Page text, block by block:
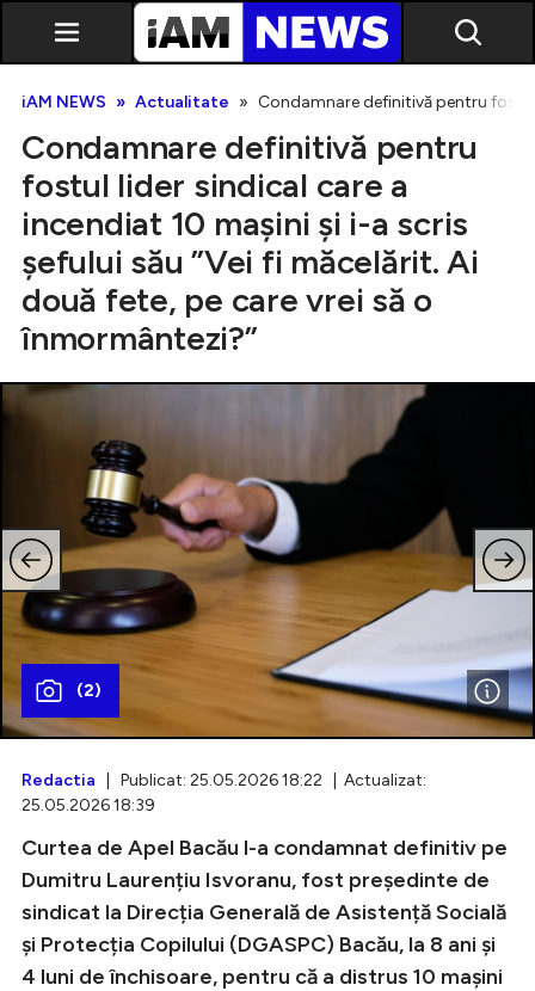
Exclusiv
Intră în cont
iAM NEWS Actualitate Condamnare definitivă pentru fostul
Condamnare definitivă pentru
fostul lider sindical care a
incendiat 10 mașini și i-a scris
șefului său ”Vei fi măcelărit. Ai
două fete, pe care vrei să o
înmormântezi?”
(2)
Redactia | Publicat: 25.05.2026 18:22 | Actualizat:
25.05.2026 18:39
Curtea de Apel Bacău l-a condamnat definitiv pe
Dumitru Laurențiu Isvoranu, fost președinte de
sindicat la Direcția Generală de Asistență Socială
și Protecția Copilului (DGASPC) Bacău, la 8 ani și
4 luni de închisoare, pentru că a distrus 10 mașini